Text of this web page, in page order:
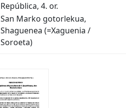
República, 4. or.
San Marko gotorlekua,
Shaguenea (=Xaguenia /
Soroeta)